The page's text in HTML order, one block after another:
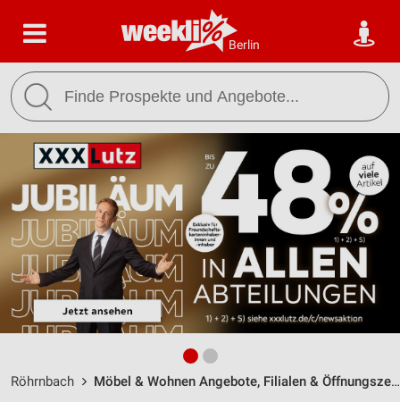
Berlin
Röhrnbach Möbel & Wohnen Angebote, Filialen & Öffnungszeiten